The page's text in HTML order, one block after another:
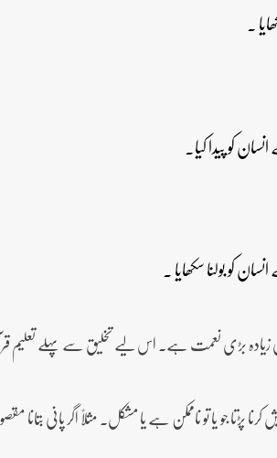
بڑی نعمت ہے۔ اس لیے تخلیق سے پہلے تعلیم
جو یا تو ناممکن ہے یا مشکل۔ مثلاً اگر پانی بتانا